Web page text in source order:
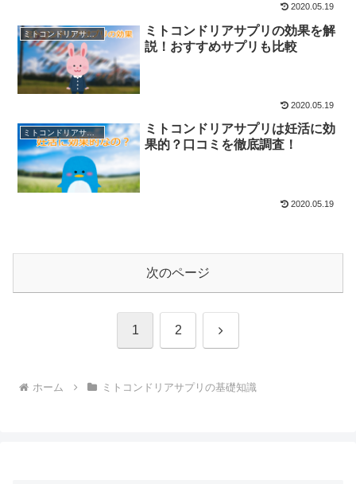
2020.05.19
ミトコンドリアサプリの基礎知識
ミトコンドリアサプリの効果を解
説！おすすめサプリも比較
2020.05.19
ミトコンドリアサプリの基礎知識
ミトコンドリアサプリは妊活に効
果的？口コミを徹底調査！
2020.05.19
次のページ
1 2 次
ホーム ミトコンドリアサプリの基礎知識